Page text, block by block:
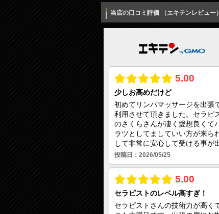
当店の口コミ評価 （エキテンレビュー）